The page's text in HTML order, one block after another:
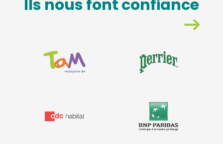
Ils nous font confiance